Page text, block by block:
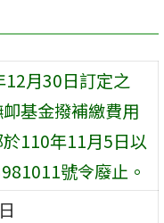
月30日訂定之
卹基金撥補繳費用
110年11月5日以
號令廢止。